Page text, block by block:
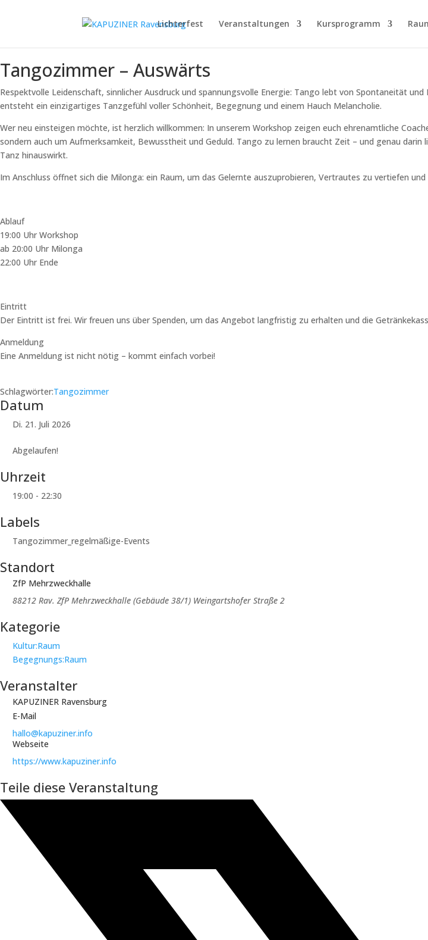
Lichterfest Veranstaltungen Kursprogramm
Tangozimmer – Auswärts
Respektvolle Leidenschaft, sinnlicher Ausdruck und spannungsvolle Energie: Tango lebt von Spontaneität
entsteht ein einzigartiges Tanzgefühl voller Schönheit, Begegnung und einem Hauch Melancholie.
Wer neu einsteigen möchte, ist herzlich willkommen: In unserem Workshop zeigen euch ehrenamtliche
sondern auch um Aufmerksamkeit, Bewusstheit und Geduld. Tango zu lernen braucht Zeit – und genau
Tanz hinauswirkt.
Im Anschluss öffnet sich die Milonga: ein Raum, um das Gelernte auszuprobieren, Vertrautes zu vertiefen
Ablauf
19:00 Uhr Workshop
ab 20:00 Uhr Milonga
22:00 Uhr Ende
Eintritt
Der Eintritt ist frei. Wir freuen uns über Spenden, um das Angebot langfristig zu erhalten und die
Anmeldung
Eine Anmeldung ist nicht nötig – kommt einfach vorbei!
Schlagwörter:Tangozimmer
Datum
Di. 21. Juli 2026
Abgelaufen!
Uhrzeit
19:00 - 22:30
Labels
Tangozimmer_regelmäßige-Events
Standort
ZfP Mehrzweckhalle
88212 Rav. ZfP Mehrzweckhalle (Gebäude 38/1) Weingartshofer Straße 2
Kategorie
Kultur:Raum
Begegnungs:Raum
Veranstalter
KAPUZINER Ravensburg
E-Mail
hallo@kapuziner.info
Webseite
https://www.kapuziner.info
Teile diese Veranstaltung